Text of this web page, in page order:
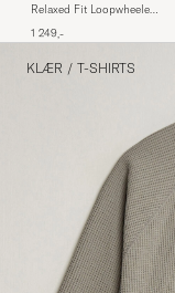
Relaxed Fit Loopwheeled
1 249,-
KLÆR / T-SHIRTS